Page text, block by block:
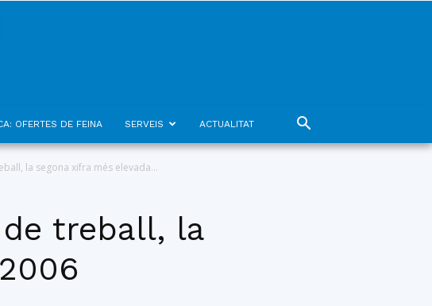
OFERTES DE FEINA SERVEIS ACTUALITAT
la segona xifra més elevada...
de treball, la